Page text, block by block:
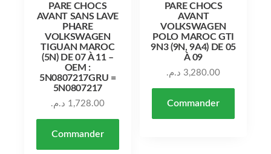
PARE CHOCS
AVANT SANS LAVE
PHARE
VOLKSWAGEN
TIGUAN MAROC
(5N) DE 07 À 11 –
OEM :
5N0807217GRU =
5N0807217
1,728.00 د.م.
Commander
PARE CHOCS
AVANT
VOLKSWAGEN
POLO MAROC GTI
9N3 (9N, 9A4) DE 05
À 09
3,280.00 د.م.
Commander